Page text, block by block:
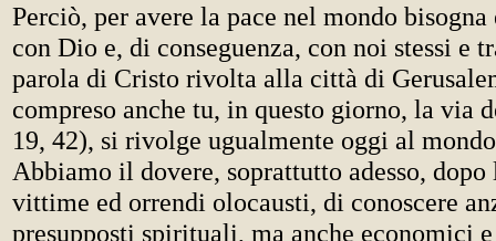
Perciò, per avere la pace nel mondo bisogna
con Dio e, di conseguenza, con noi stessi e
parola di Cristo rivolta alla città di
compreso anche tu, in questo giorno, la via
19, 42), si rivolge ugualmente oggi al
Abbiamo il dovere, soprattutto adesso,
vittime ed orrendi olocausti, di conoscere
presupposti spirituali, ma anche economici